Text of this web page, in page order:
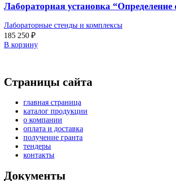
Лабораторная установка
Лабораторные стенды и комплексы
185 250 ₽
В корзину
Страницы сайта
главная страница
каталог продукции
о компании
оплата и доставка
получение гранта
тендеры
контакты
Документы